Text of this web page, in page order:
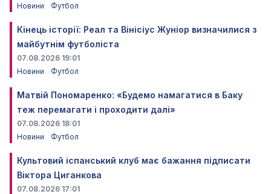
Новини
Футбол
Кінець історії: Реал та Вінісіус Жуніор визначилися з
майбутнім футболіста
07.08.2026 19:01
Новини
Футбол
Матвій Пономаренко: «Будемо намагатися в Баку
теж перемагати і проходити далі»
07.08.2026 18:01
Новини
Футбол
Культовий іспанський клуб має бажання підписати
Віктора Циганкова
07.08.2026 17:01